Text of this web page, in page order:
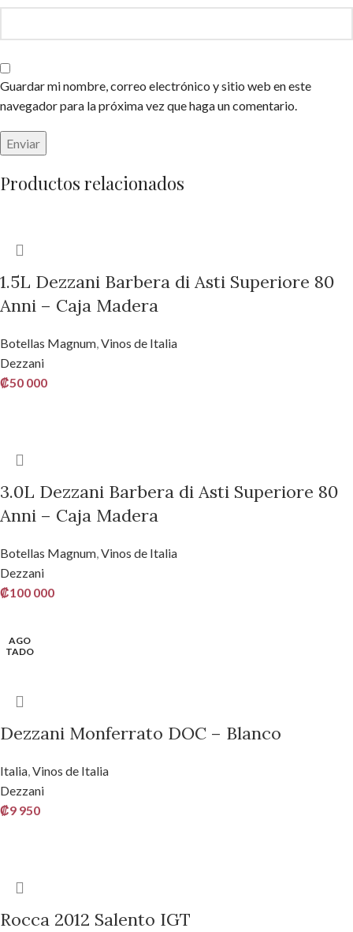
Guardar mi nombre, correo electrónico y sitio web en este
navegador para la próxima vez que haga un comentario.
Productos relacionados
1.5L Dezzani Barbera di Asti Superiore 80
Anni – Caja Madera
Botellas Magnum,Vinos de Italia
Dezzani
₡50 000
3.0L Dezzani Barbera di Asti Superiore 80
Anni – Caja Madera
Botellas Magnum,Vinos de Italia
Dezzani
₡100 000
AGO
TADO
Dezzani Monferrato DOC – Blanco
Italia,Vinos de Italia
Dezzani
₡9 950
Rocca 2012 Salento IGT